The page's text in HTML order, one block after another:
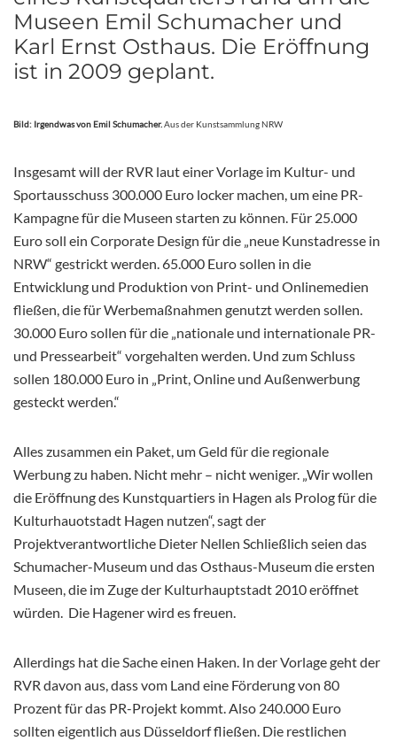
Museen Emil Schumacher und
Karl Ernst Osthaus. Die Eröffnung
ist in 2009 geplant.
Bild: Irgendwas von Emil Schumacher. Aus der Kunstsammlung NRW
Insgesamt will der RVR laut einer Vorlage im Kultur- und
Sportausschuss 300.000 Euro locker machen, um eine PR-
Kampagne für die Museen starten zu können. Für 25.000
Euro soll ein Corporate Design für die „neue Kunstadresse in
NRW“ gestrickt werden. 65.000 Euro sollen in die
Entwicklung und Produktion von Print- und Onlinemedien
fließen, die für Werbemaßnahmen genutzt werden sollen.
30.000 Euro sollen für die „nationale und internationale PR-
und Pressearbeit“ vorgehalten werden. Und zum Schluss
sollen 180.000 Euro in „Print, Online und Außenwerbung
gesteckt werden.“
Alles zusammen ein Paket, um Geld für die regionale
Werbung zu haben. Nicht mehr – nicht weniger. „Wir wollen
die Eröffnung des Kunstquartiers in Hagen als Prolog für die
Kulturhauotstadt Hagen nutzen“, sagt der
Projektverantwortliche Dieter Nellen Schließlich seien das
Schumacher-Museum und das Osthaus-Museum die ersten
Museen, die im Zuge der Kulturhauptstadt 2010 eröffnet
würden. Die Hagener wird es freuen.
Allerdings hat die Sache einen Haken. In der Vorlage geht der
RVR davon aus, dass vom Land eine Förderung von 80
Prozent für das PR-Projekt kommt. Also 240.000 Euro
sollten eigentlich aus Düsseldorf fließen. Die restlichen